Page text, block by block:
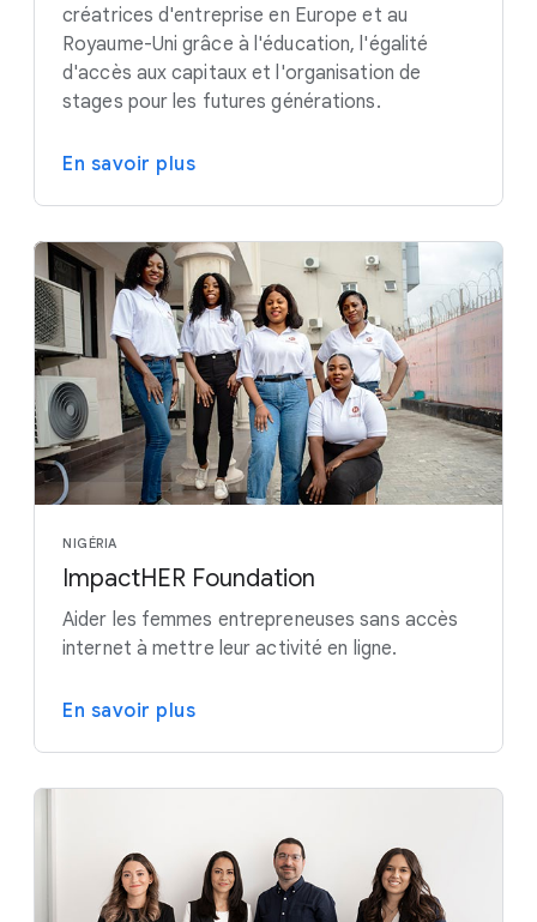
créatrices d'entreprise en Europe et au
Royaume-Uni grâce à l'éducation, l'égalité
d'accès aux capitaux et l'organisation de
stages pour les futures générations.
En savoir plus
NIGÉRIA
ImpactHER Foundation
Aider les femmes entrepreneuses sans accès
internet à mettre leur activité en ligne.
En savoir plus